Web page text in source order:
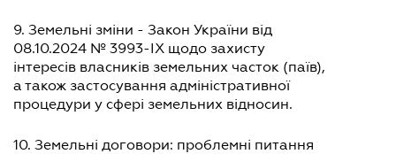
9. Земельні зміни - Закон України від
08.10.2024 № 3993-IX щодо захисту
інтересів власників земельних часток (паїв),
а також застосування адміністративної
процедури у сфері земельних відносин.
10. Земельні договори: проблемні питання